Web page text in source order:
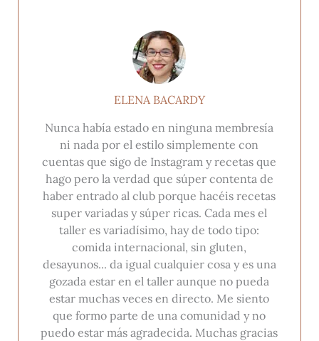
ELENA BACARDY
Nunca había estado en ninguna membresía
ni nada por el estilo simplemente con
cuentas que sigo de Instagram y recetas que
hago pero la verdad que súper contenta de
haber entrado al club porque hacéis recetas
super variadas y súper ricas. Cada mes el
taller es variadísimo, hay de todo tipo:
comida internacional, sin gluten,
desayunos... da igual cualquier cosa y es una
gozada estar en el taller aunque no pueda
estar muchas veces en directo. Me siento
que formo parte de una comunidad y no
puedo estar más agradecida. Muchas gracias